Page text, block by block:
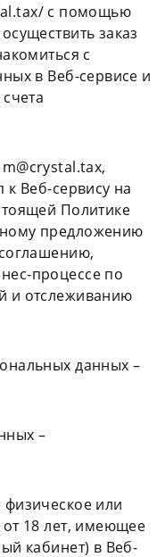
с помощью
заказ
с
в Веб-сервисе и
к Веб-сервису на
Политике
предложению
процессе по
и отслеживанию
данных –
–
физическое или
18 лет, имеющее
кабинет) в Веб-